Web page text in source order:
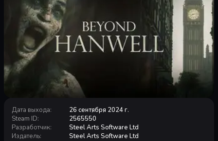
Дата выхода:
26 сентября 2024 г.
Steam ID:
2565550
Разработчик:
Steel Arts Software Ltd
Издатель: Steel Arts Software Ltd